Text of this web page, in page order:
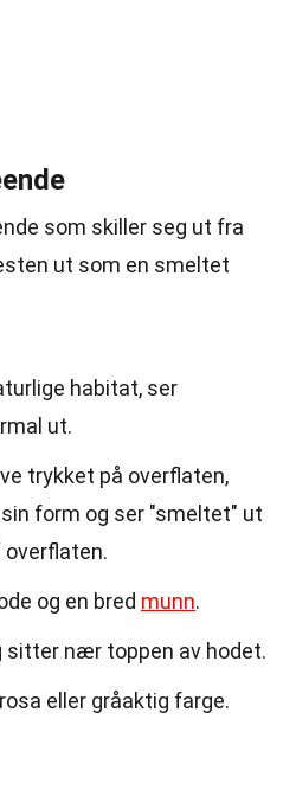
som skiller seg ut fra
ut som en smeltet
habitat, ser
ut.
trykket på overflaten,
form og ser "smeltet" ut
overflaten.
og en bred munn.
sitter nær toppen av hodet.
eller gråaktig farge.